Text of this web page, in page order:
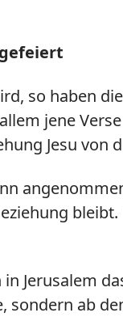
so haben
jene
Jesu von
Jerusalem
ab